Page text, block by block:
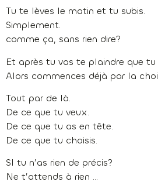
Tu te lèves le matin et tu subis.
Simplement.
comme ça, sans rien dire?
Et après tu vas te plaindre que tu
Alors commences déjà par la
Tout par de là.
De ce que tu veux.
De ce que tu as en tête.
De ce que tu choisis.
SI tu n’as rien de précis?
Ne t’attends à rien …